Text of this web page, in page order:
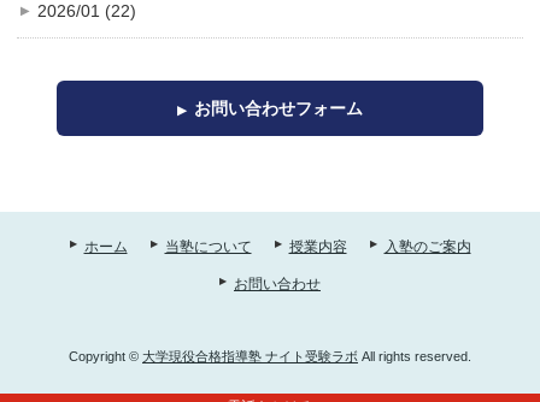
2026/01 (22)
お問い合わせフォーム
ホーム 当塾について 授業内容 入塾のご案内
お問い合わせ
Copyright © 大学現役合格指導塾 ナイト受験ラボ All rights reserved.